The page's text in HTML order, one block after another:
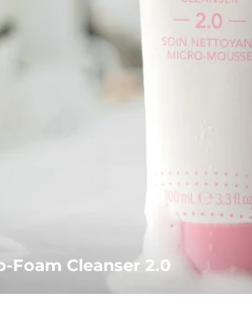
Foam Cleanser 2.0